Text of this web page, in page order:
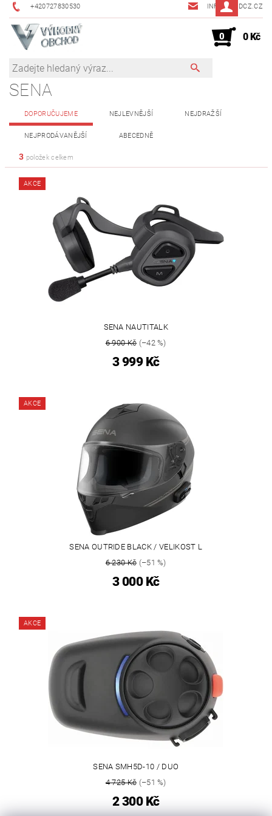
+420727830530 INFO@JMDCZ.CZ
0 0 Kč
SENA
DOPORUČUJEME NEJLEVNĚJŠÍ NEJDRAŽŠÍ
NEJPRODÁVANĚJŠÍ ABECEDNĚ
3 položek celkem
AKCE
SENA NAUTITALK
6 900 Kč(–42 %)
3 999 Kč
AKCE
SENA OUTRIDE BLACK / VELIKOST L
6 230 Kč(–51 %)
3 000 Kč
AKCE
SENA SMH5D-10 / DUO
4 725 Kč(–51 %)
2 300 Kč